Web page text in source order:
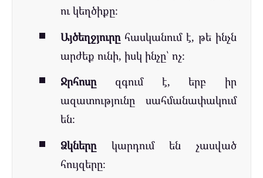
ու կեղծիքը։
Այծեղջյուրըհասկանում է, թե ինչն
արժեք ունի, իսկ ինչը՝ ոչ։
Ջրհոսըզգում է, երբ իր
ազատությունը սահմանափակում
են։
Ձկներըկարդում են չասված
հույզերը։